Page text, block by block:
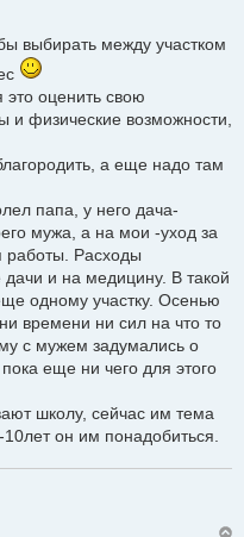
выбирать между участком
оценить свою
и физические возможности,
а еще надо там
папа, у него дача-
мужа, а на мои -уход за
работы. Расходы
и на медицину. В такой
одному участку. Осенью
времени ни сил на что то
с мужем задумались о
еще ни чего для этого
школу, сейчас им тема
он им понадобиться.